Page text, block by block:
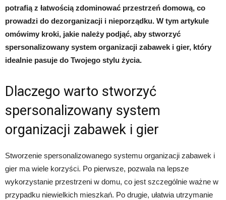
potrafią z łatwością zdominować przestrzeń domową, co
prowadzi do dezorganizacji i nieporządku. W tym artykule
omówimy kroki, jakie należy podjąć, aby stworzyć
spersonalizowany system organizacji zabawek i gier, który
idealnie pasuje do Twojego stylu życia.
Dlaczego warto stworzyć
spersonalizowany system
organizacji zabawek i gier
Stworzenie spersonalizowanego systemu organizacji zabawek i
gier ma wiele korzyści. Po pierwsze, pozwala na lepsze
wykorzystanie przestrzeni w domu, co jest szczególnie ważne w
przypadku niewielkich mieszkań. Po drugie, ułatwia utrzymanie